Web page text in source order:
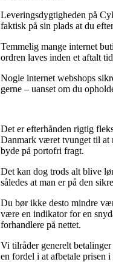
Leveringsdygtigheden på
faktisk på sin plads at du
Temmelig mange internet
ordren laves inden et aftalt
Nogle internet webshops
gerne – uanset om du
Det er efterhånden rigtig
Danmark været tvunget til at
byde på portofri fragt.
Det kan dog trods alt blive
således at man er på den
Du bør ikke desto mindre
være en indikator for en
forhandlere på nettet.
Vi tilråder generelt
en fordel i at afbetale prisen i